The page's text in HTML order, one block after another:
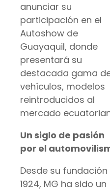
anunciar su
participación en el
Autoshow de
Guayaquil, donde
presentará su
destacada gama
vehículos, modelos
reintroducidos al
mercado
Un siglo de pasión
por el
Desde su fundación
1924, MG ha sido un